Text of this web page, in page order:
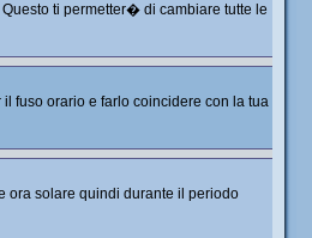
ti permetter� di cambiare tutte le
fuso orario e farlo coincidere con la tua
ora solare quindi durante il periodo